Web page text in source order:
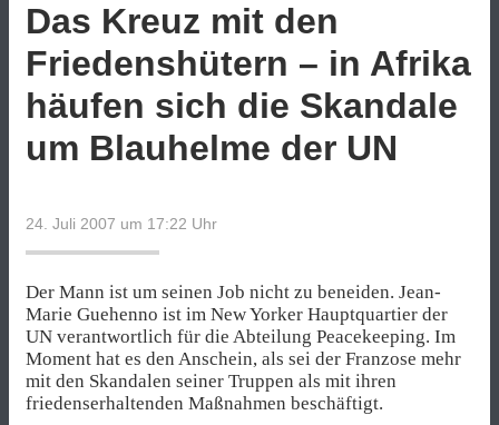
Das Kreuz mit den
Friedenshütern – in Afrika
häufen sich die Skandale
um Blauhelme der UN
24. Juli 2007 um 17:22 Uhr
Der Mann ist um seinen Job nicht zu beneiden. Jean-
Marie Guehenno ist im New Yorker Hauptquartier der
UN verantwortlich für die Abteilung Peacekeeping. Im
Moment hat es den Anschein, als sei der Franzose mehr
mit den Skandalen seiner Truppen als mit ihren
friedenserhaltenden Maßnahmen beschäftigt.